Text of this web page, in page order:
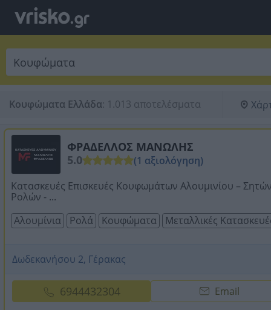
Κουφώματα Ελλάδα: 1.013 αποτελέσματα
ΦΡΑΔΕΛΛΟΣ ΜΑΝΩΛΗΣ
5.0
(1 αξιολόγηση)
Κατασκευές Επισκευές Κουφωμάτων Αλουμινίου –
Ρολών - ...
Αλουμίνια
Ρολά Κουφώματα Μεταλλικές
Δωδεκανήσου 2, Γέρακας
6944432304 Email